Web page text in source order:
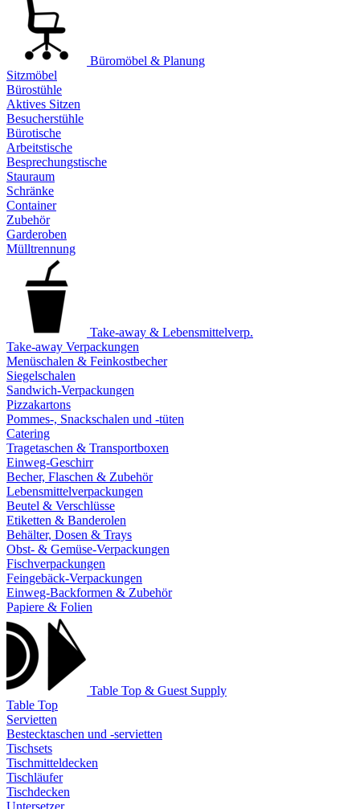
Büromöbel & Planung
Sitzmöbel
Bürostühle
Aktives Sitzen
Besucherstühle
Bürotische
Arbeitstische
Besprechungstische
Stauraum
Schränke
Container
Zubehör
Garderoben
Mülltrennung
Take-away & Lebensmittelverp.
Take-away Verpackungen
Menüschalen & Feinkostbecher
Siegelschalen
Sandwich-Verpackungen
Pizzakartons
Pommes-, Snackschalen und -tüten
Catering
Tragetaschen & Transportboxen
Einweg-Geschirr
Becher, Flaschen & Zubehör
Lebensmittelverpackungen
Beutel & Verschlüsse
Etiketten & Banderolen
Behälter, Dosen & Trays
Obst- & Gemüse-Verpackungen
Fischverpackungen
Feingebäck-Verpackungen
Einweg-Backformen & Zubehör
Papiere & Folien
Table Top & Guest Supply
Table Top
Servietten
Bestecktaschen und -servietten
Tischsets
Tischmitteldecken
Tischläufer
Tischdecken